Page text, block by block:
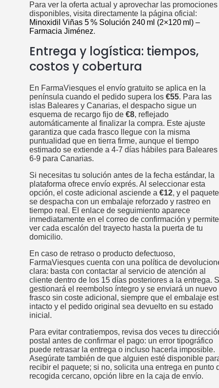
Para ver la oferta actual y aprovechar las promociones
disponibles, visita directamente la página oficial:
Minoxidil Viñas 5 % Solución 240 ml (2×120 ml) –
Farmacia Jiménez.
Entrega y logística: tiempos,
costos y cobertura
En FarmaViesques el envío gratuito se aplica en la
península cuando el pedido supera los €55. Para las
islas Baleares y Canarias, el despacho sigue un
esquema de recargo fijo de €8, reflejado
automáticamente al finalizar la compra. Este ajuste
garantiza que cada frasco llegue con la misma
puntualidad que en tierra firme, aunque el tiempo
estimado se extiende a 4‑7 días hábiles para Baleares
6‑9 para Canarias.
Si necesitas tu solución antes de la fecha estándar, la
plataforma ofrece envío exprés. Al seleccionar esta
opción, el coste adicional asciende a €12, y el paquete
se despacha con un embalaje reforzado y rastreo en
tiempo real. El enlace de seguimiento aparece
inmediatamente en el correo de confirmación y permite
ver cada escalón del trayecto hasta la puerta de tu
domicilio.
En caso de retraso o producto defectuoso,
FarmaViesques cuenta con una política de
clara: basta con contactar al servicio de atención al
cliente dentro de los 15 días posteriores a la entrega.
gestionará el reembolso íntegro y se enviará un nuevo
frasco sin coste adicional, siempre que el embalaje
intacto y el pedido original sea devuelto en su estado
inicial.
Para evitar contratiempos, revisa dos veces tu
postal antes de confirmar el pago: un error tipográfico
puede retrasar la entrega o incluso hacerla imposible.
Asegúrate también de que alguien esté disponible
recibir el paquete; si no, solicita una entrega en punto
recogida cercano, opción libre en la caja de envío.